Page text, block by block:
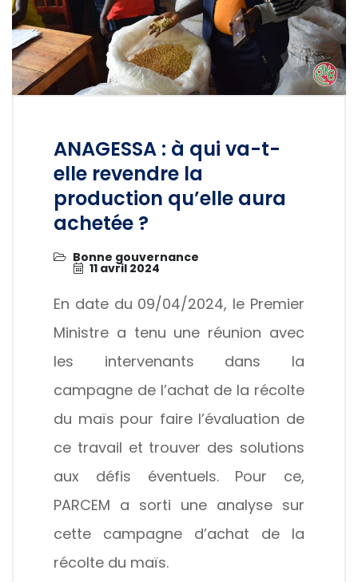
ANAGESSA : à qui va-t-
elle revendre la
production qu’elle aura
achetée ?
Bonne gouvernance
11 avril 2024
En date du 09/04/2024, le Premier
Ministre a tenu une réunion avec
les intervenants dans la
campagne de l’achat de la récolte
du maïs pour faire l’évaluation de
ce travail et trouver des solutions
aux défis éventuels. Pour ce,
PARCEM a sorti une analyse sur
cette campagne d’achat de la
récolte du maïs.